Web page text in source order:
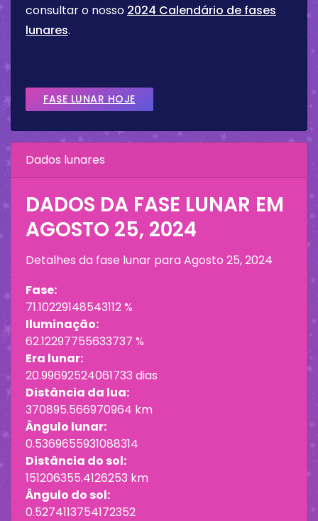
consultar o nosso 2024 Calendário de fases
lunares.
FASE LUNAR HOJE
Dados lunares
DADOS DA FASE LUNAR EM
AGOSTO 25, 2024
Detalhes da fase lunar paraAgosto 25, 2024
Fase:
71.10229148543112 %
Iluminação:
62.12297755633737 %
Era lunar:
20.99692524061733 dias
Distância da lua:
370895.566970964 km
Ângulo lunar:
0.5369655931088314
Distância do sol:
151206355.4126253 km
Ângulo do sol:
0.5274113754172352